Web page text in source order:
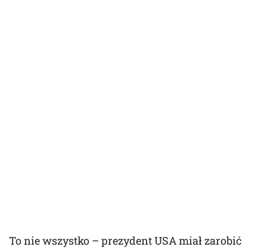
To nie wszystko – prezydent USA miał zarobić